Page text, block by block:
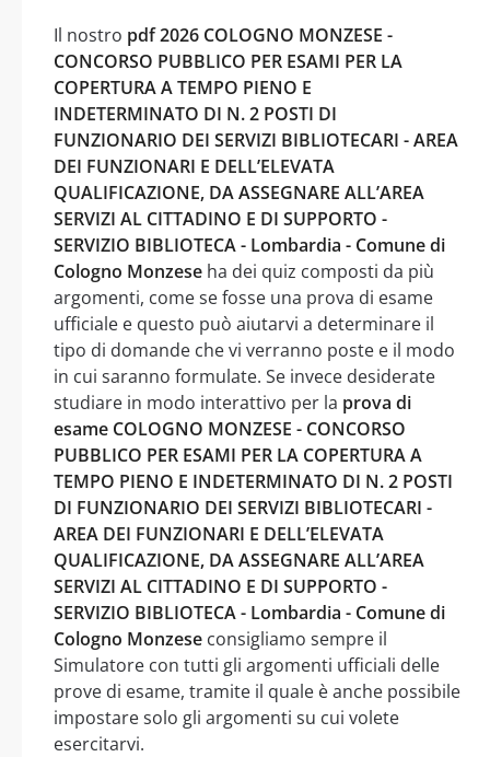
Il nostro pdf 2026 COLOGNO MONZESE -
CONCORSO PUBBLICO PER ESAMI PER LA
COPERTURA A TEMPO PIENO E
INDETERMINATO DI N. 2 POSTI DI
FUNZIONARIO DEI SERVIZI BIBLIOTECARI - AREA
DEI FUNZIONARI E DELL’ELEVATA
QUALIFICAZIONE, DA ASSEGNARE ALL’AREA
SERVIZI AL CITTADINO E DI SUPPORTO -
SERVIZIO BIBLIOTECA - Lombardia - Comune di
Cologno Monzese ha dei quiz composti da più
argomenti, come se fosse una prova di esame
ufficiale e questo può aiutarvi a determinare il
tipo di domande che vi verranno poste e il modo
in cui saranno formulate. Se invece desiderate
studiare in modo interattivo per la prova di
esame COLOGNO MONZESE - CONCORSO
PUBBLICO PER ESAMI PER LA COPERTURA A
TEMPO PIENO E INDETERMINATO DI N. 2 POSTI
DI FUNZIONARIO DEI SERVIZI BIBLIOTECARI -
AREA DEI FUNZIONARI E DELL’ELEVATA
QUALIFICAZIONE, DA ASSEGNARE ALL’AREA
SERVIZI AL CITTADINO E DI SUPPORTO -
SERVIZIO BIBLIOTECA - Lombardia - Comune di
Cologno Monzese consigliamo sempre il
Simulatore con tutti gli argomenti ufficiali delle
prove di esame, tramite il quale è anche possibile
impostare solo gli argomenti su cui volete
esercitarvi.